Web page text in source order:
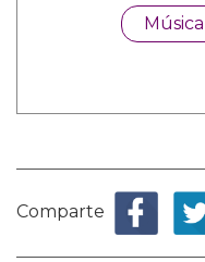
Música
Comparte